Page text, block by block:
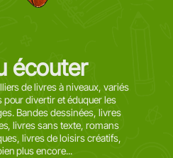
écouter
de livres à niveaux, variés
divertir et éduquer les
Bandes dessinées, livres
livres sans texte, romans
livres de loisirs créatifs,
plus encore...